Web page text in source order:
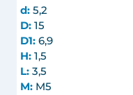
d: 5,2
D: 15
D1: 6,9
H: 1,5
L: 3,5
M: M5